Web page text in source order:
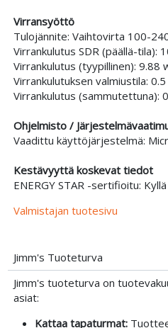
Virransyöttö
Tulojännite: Vaihtovirta 100-
Virrankulutus SDR (päällä-tila):
Virrankulutus (tyypillinen): 9.88
Virrankulutuksen valmiustila:
Virrankulutus (sammutettuna):
Ohjelmisto /
Vaadittu käyttöjärjestelmä:
Kestävyyttä koskevat tiedot
ENERGY STAR -sertifioitu: Kyllä
Valmistajan tuotesivu
Jimm's Tuoteturva
Jimm's tuoteturva on
asiat:
Kattaa tapaturmat: